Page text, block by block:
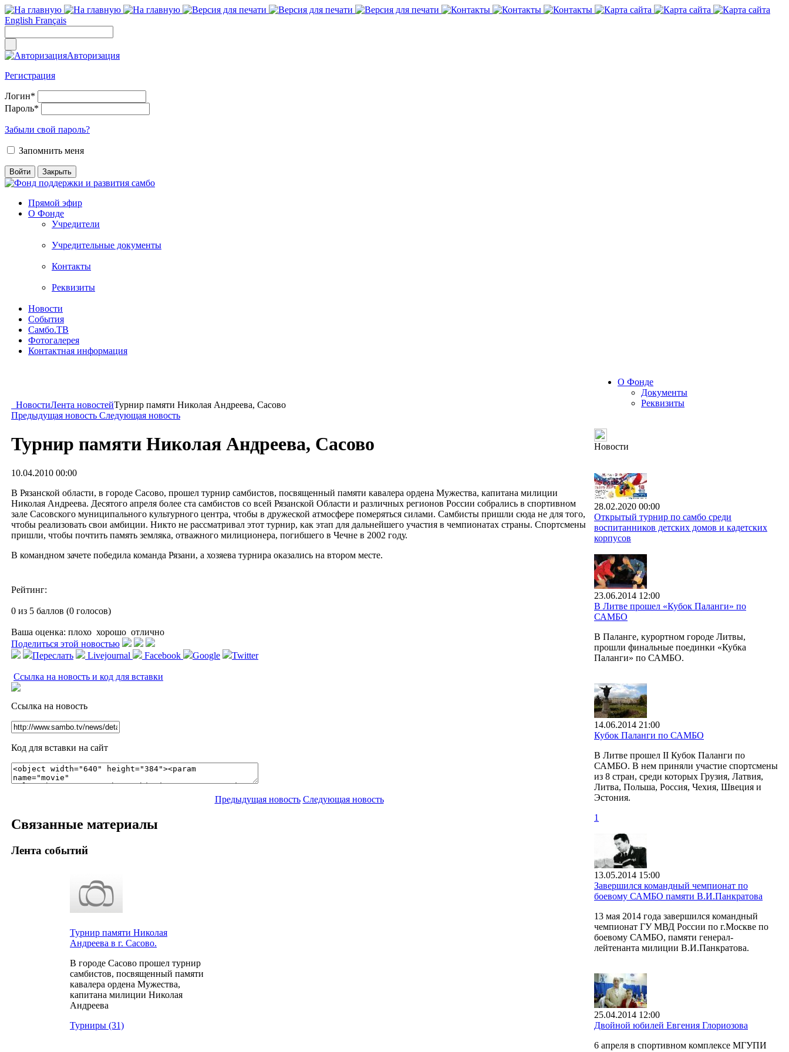
English Français
Авторизация
Регистрация
Логин*
Пароль*
Забыли свой пароль?
Запомнить меня
Прямой эфир
О Фонде
Учредители
Учредительные документы
Контакты
Реквизиты
Новости
События
Самбо.ТВ
Фотогалерея
Контактная информация
НовостиЛента новостейТурнир памяти Николая Андреева, Сасово
Предыдущая новость Следующая новость
Турнир памяти Николая Андреева, Сасово
10.04.2010 00:00
В Рязанской области, в городе Сасово, прошел турнир самбистов, посвященный памяти кавалера ордена Мужества, капитана милиции
Николая Андреева. Десятого апреля более ста самбистов со всей Рязанской Области и различных регионов России собрались в спортивном
зале Сасовского муниципального культурного центра, чтобы в дружеской атмосфере померяться силами. Самбисты пришли сюда не для того,
чтобы реализовать свои амбиции. Никто не рассматривал этот турнир, как этап для дальнейшего участия в чемпионатах страны. Спортсмены
пришли, чтобы почтить память земляка, отважного милиционера, погибшего в Чечне в 2002 году.
В командном зачете победила команда Рязани, а хозяева турнира оказались на втором месте.
Рейтинг:
0 из 5 баллов (0 голосов)
Ваша оценка: плохо хорошо отлично
Поделиться этой новостью
Переслать
Livejournal Facebook Google Twitter
Ссылка на новость и код для вставки
Ссылка на новость
Код для вставки на сайт
Предыдущая новость Следующая новость
Связанные материалы
Лента событий
Турнир памяти Николая
Андреева в г. Сасово.
В городе Сасово прошел турнир
самбистов, посвященный памяти
кавалера ордена Мужества,
капитана милиции Николая
Андреева
Турниры (31)
О Фонде
Документы
Реквизиты
Новости
28.02.2020 00:00
Открытый турнир по самбо среди
воспитанников детских домов и кадетских
корпусов
23.06.2014 12:00
В Литве прошел «Кубок Паланги» по
САМБО
В Паланге, курортном городе Литвы,
прошли финальные поединки «Кубка
Паланги» по САМБО.
14.06.2014 21:00
Кубок Паланги по САМБО
В Литве прошел II Кубок Паланги по
САМБО. В нем приняли участие спортсмены
из 8 стран, среди которых Грузия, Латвия,
Литва, Польша, Россия, Чехия, Швеция и
Эстония.
1
13.05.2014 15:00
Завершился командный чемпионат по
боевому САМБО памяти В.И.Панкратова
13 мая 2014 года завершился командный
чемпионат ГУ МВД России по г.Москве по
боевому САМБО, памяти генерал-
лейтенанта милиции В.И.Панкратова.
25.04.2014 12:00
Двойной юбилей Евгения Глориозова
6 апреля в спортивном комплексе МГУПИ